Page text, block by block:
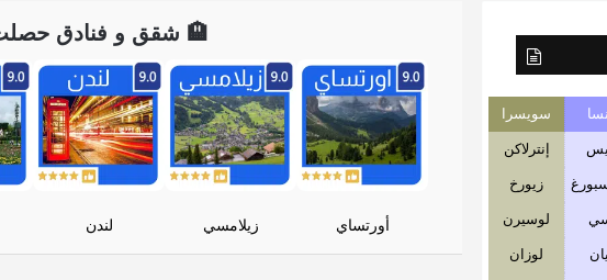
🏨 شقق و فنادق حصلت
أورتساي زيلامسي لندن
سويسرا
إنترلاكن
زيورخ
لوسيرن
لوزان